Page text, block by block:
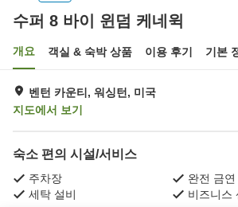
수퍼 8 바이 윈덤 케네윅
개요 객실 & 숙박 상품 이용 후기 기본
벤턴 카운티, 워싱턴, 미국
지도에서 보기
숙소 편의 시설/서비스
주차장
완전 금연
세탁 설비
비즈니스